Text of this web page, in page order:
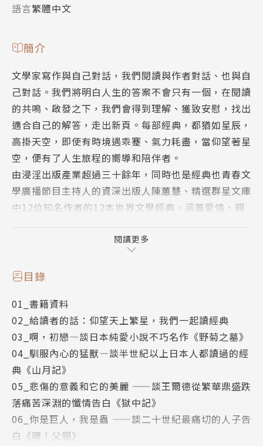
語言繁體中文
簡介
文學家寫作與自己對話，我們閱讀與作者對話、也與自
己對話。我們將明白人生的答案不會只有一個，在閱讀
的共鳴、啟發之下，我們會得到理解、獲致安慰，找出
適合自己的解答，走出新頁。每部經典，都猶如星辰，
高掛天空，即使有時境遇乖蹇、氣力耗盡，當仰望著星
空，便有了人生旅程的嚮導和陪伴者。
由浸淫出版產業超過三十餘年，同時也是經典也青春文
學廣播節目主持人的資深出版人陳蕙慧、精選群星文庫
中12位知名作者的12本世界文學經典，涵蓋愛情、親
的文字和敘述，撰寫專文解析，與讀者一同與這些傳世
名著展開一場「文學對話」
這十二部作品大致可以分成五類。一是日本文學，伊藤
書採用半世紀以上的《山月記》；二是文豪的家族記憶
與原鄉書寫，卡夫卡給父親的長信《噢！父親》、諾貝
爾文學獎得主黛萊達以薩丁尼亞島為舞台，探討愛與罪
的《母親》；三是報導文學，喬治・歐威爾參加西班牙
內戰的《向加泰隆尼亞致敬》、傑克・倫敦潛入倫敦東
區貧民窟的《深淵居民》；四是美國文學，梅爾維爾的
怪誕小說《抄寫員巴托比》、史蒂芬・克萊恩寫美國內
戰的重量級小說《紅色英勇勳章》、富蘭納瑞・歐康納
美國南方文學重鎮的《好人難尋》，最後是散文、隨
閱讀更多
目錄
01_書籍資料
02_給讀者的話：仰望天上繁星，我們一起讀經典
03_啊，初戀—談日本純愛小說不巧名作《野菊之墓》
04_馴服內心的猛獸—談半世紀以上日本人都讀過的經
典《山月記》
05_悲傷的意義和它的美麗 ——談王爾德從繁華鼎盛跌
落痛苦深淵的懺情告白《獄中記》
06_你是巨人，我是蟲 ——談二十世紀最痛切的人子告
白《噢！父親》